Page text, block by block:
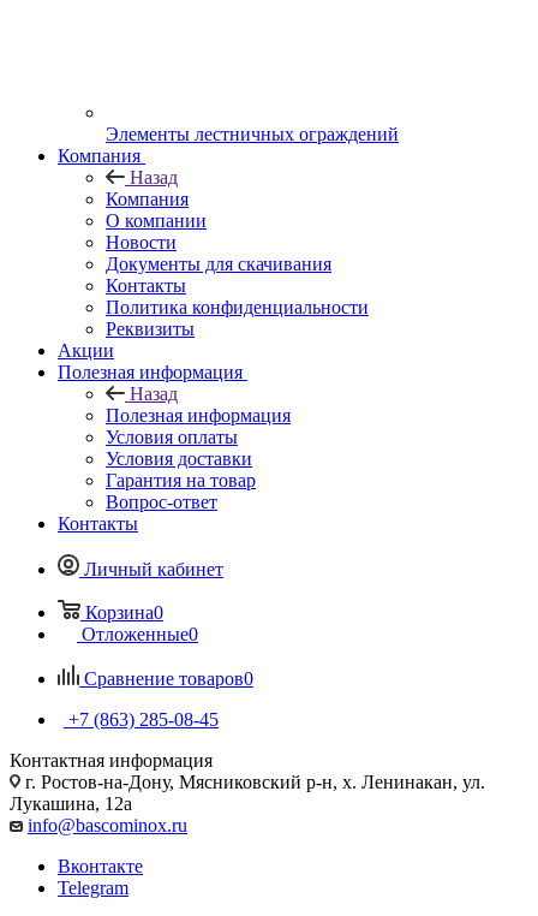
Элементы лестничных ограждений
Компания
Назад
Компания
О компании
Новости
Документы для скачивания
Контакты
Политика конфиденциальности
Реквизиты
Акции
Полезная информация
Назад
Полезная информация
Условия оплаты
Условия доставки
Гарантия на товар
Вопрос-ответ
Контакты
Личный кабинет
Корзина0
Отложенные0
Сравнение товаров0
+7 (863) 285-08-45
Контактная информация
г. Ростов-на-Дону, Мясниковский р-н, х. Ленинакан, ул.
Лукашина, 12а
info@bascominox.ru
Вконтакте
Telegram